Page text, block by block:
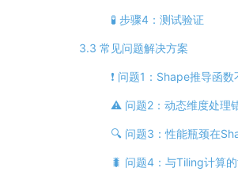
🧪 步骤4：测试验证
3.3 常见问题解决方案
❗ 问题1：Shape推导函
⚠️ 问题2：动态维度处理
🔍 问题3：性能瓶颈在
🐛 问题4：与Tiling计算